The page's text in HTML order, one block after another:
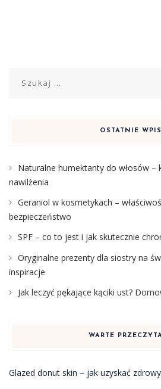
OSTATNIE
Naturalne humektanty do włosów –
nawilżenia
Geraniol w kosmetykach –
bezpieczeństwo
SPF – co to jest i jak skutecznie
Oryginalne prezenty dla siostry na
inspiracje
Jak leczyć pękające kąciki ust?
WARTE
Glazed donut skin – jak uzyskać